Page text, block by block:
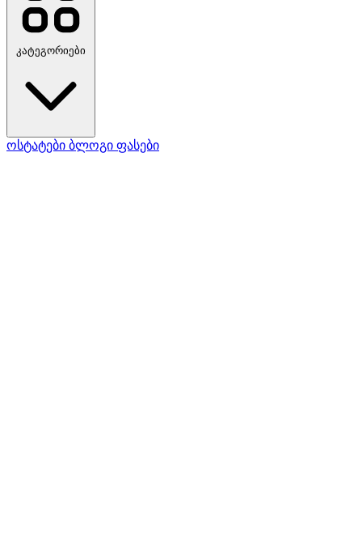
კატეგორიები
ოსტატები ბლოგი ფასები